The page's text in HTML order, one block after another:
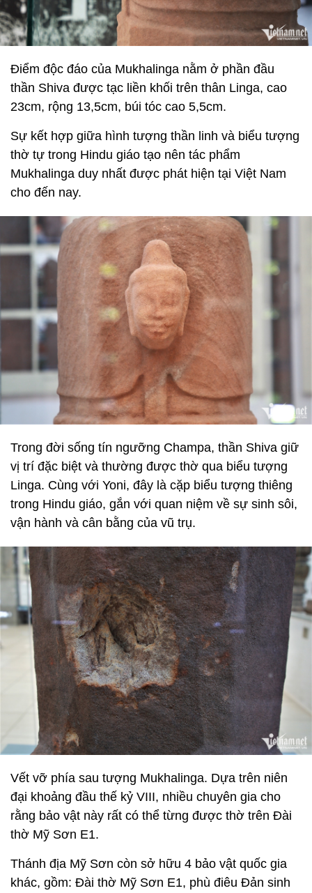
Điểm độc đáo của Mukhalinga nằm ở phần đầu
thần Shiva được tạc liền khối trên thân Linga, cao
23cm, rộng 13,5cm, búi tóc cao 5,5cm.
Sự kết hợp giữa hình tượng thần linh và biểu tượng
thờ tự trong Hindu giáo tạo nên tác phẩm
Mukhalinga duy nhất được phát hiện tại Việt Nam
cho đến nay.
Trong đời sống tín ngưỡng Champa, thần Shiva giữ
vị trí đặc biệt và thường được thờ qua biểu tượng
Linga. Cùng với Yoni, đây là cặp biểu tượng thiêng
trong Hindu giáo, gắn với quan niệm về sự sinh sôi,
vận hành và cân bằng của vũ trụ.
Vết vỡ phía sau tượng Mukhalinga. Dựa trên niên
đại khoảng đầu thế kỷ VIII, nhiều chuyên gia cho
rằng bảo vật này rất có thể từng được thờ trên Đài
thờ Mỹ Sơn E1.
Thánh địa Mỹ Sơn còn sở hữu 4 bảo vật quốc gia
khác, gồm: Đài thờ Mỹ Sơn E1, phù điêu Đản sinh